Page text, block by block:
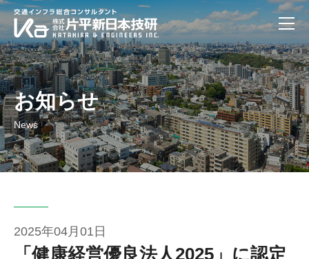
お知らせ
News
2025年04月01日
「健康経営優良法人2025」に認定